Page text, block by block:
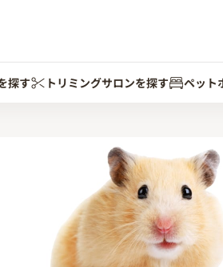
探す トリミングサロンを探す ペット